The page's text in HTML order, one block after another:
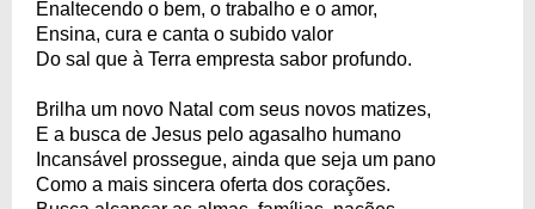
Enaltecendo o bem, o trabalho e o amor,
Ensina, cura e canta o subido valor
Do sal que à Terra empresta sabor profundo.
Brilha um novo Natal com seus novos matizes,
E a busca de Jesus pelo agasalho humano
Incansável prossegue, ainda que seja um pano
Como a mais sincera oferta dos corações.